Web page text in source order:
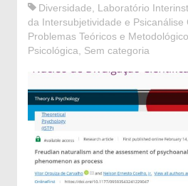
Diversidade
Laboratório
da Intersubjetividade e Psicanálise
Problemas Teóricos e
Psicológica
Sem categoria